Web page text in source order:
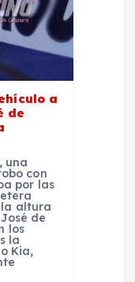
a
de
una
con
por las
altura
de
los
la
Kia,